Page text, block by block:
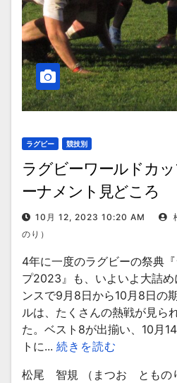
ラグビー 競技別
ラグビーワールドカ
ーナメント見どころ
10月 12, 2023 10:20 AM
のり）
4年に一度のラグビーの祭典
プ2023』も、いよいよ大詰
ンスで9月8日から10月8日の
ルは、たくさんの熱戦が見ら
た。ベスト8が出揃い、10月
トに... 続きを読む
松尾 智規 （まつお ともの